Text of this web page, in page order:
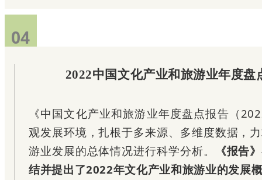
04
2022中国文化产业和旅游业年度盘
《中国文化产业和旅游业年度盘点报告（
观发展环境，扎根于多来源、多维度数据，
游业发展的总体情况进行科学分析。
《报告
结并提出了2022年文化产业和旅游业的发展